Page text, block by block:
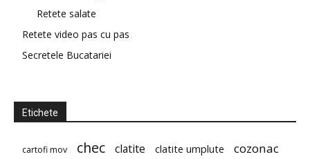
Retete salate
Retete video pas cu pas
Secretele Bucatariei
Etichete
cartofi mov chec clatite clatite umplute
cozonac